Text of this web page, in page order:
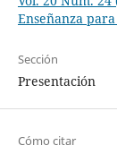
Enseñanza
Sección
Presentación
Cómo citar